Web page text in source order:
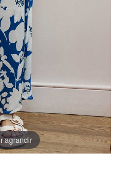
agrandir